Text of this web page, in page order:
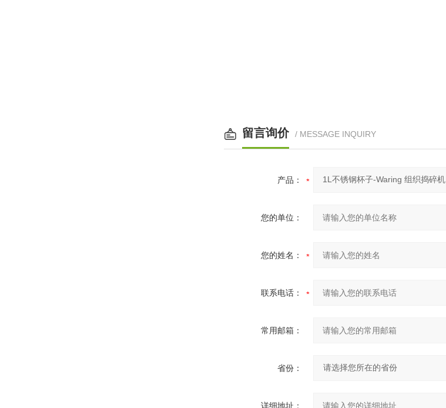
留言询价 / MESSAGE INQUIRY
产品：
您的单位：
您的姓名：
联系电话：
常用邮箱：
省份：
详细地址：